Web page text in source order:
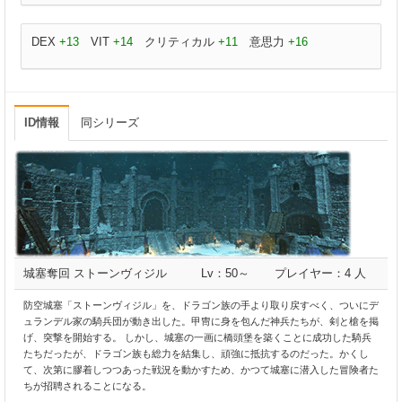
DEX +13 VIT +14 クリティカル +11 意思力 +16
ID情報 同シリーズ
城塞奪回 ストーンヴィジル Lv：50～ プレイヤー：4 人
防空城塞「ストーンヴィジル」を、ドラゴン族の手より取り戻すべく、ついにデ
ュランデル家の騎兵団が動き出した。甲冑に身を包んだ神兵たちが、剣と槍を掲
げ、突撃を開始する。 しかし、城塞の一画に橋頭堡を築くことに成功した騎兵
たちだったが、ドラゴン族も総力を結集し、頑強に抵抗するのだった。かくし
て、次第に膠着しつつあった戦況を動かすため、かつて城塞に潜入した冒険者た
ちが招聘されることになる。